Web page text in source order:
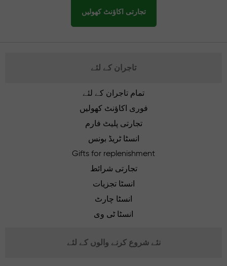
تجارتی اکاؤنٹ کھولیں
تاجران کے لئے
تمام تاجران کے لئے
فوری اکاؤنٹ کھولیں
تجارتی پلیٹ فارم
انسٹا ٹریڈ بونس
Gifts for replenishment
تجارتی شرائط
انسٹا تجزیات
انسٹا چارٹ
انسٹا ٹی وی
نئے شروع کرنے والوں کے لئے